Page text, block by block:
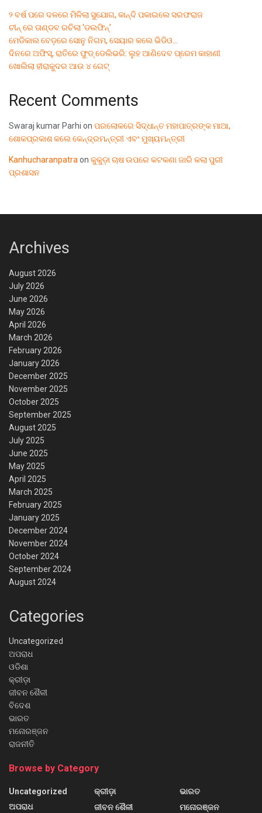
୨ ବର୍ଷ ପରେ ଦଳରେ ମିଳିଲା ସୁଯୋଗ, କାନ୍ଦି ପକାଇଲେ ସରଫରାଜ
ଚୀନ୍ ରେ ତାଣ୍ଡବ ରଚିଲା ‘ଡଲଫିନ୍’
ମେଡିକାଲ ବେଡ଼ରେ ସୋନୁ ନିଗମ, ସେୟାର କଲେ ଭିଡିଓ…
ଦିନରେ ଅଫିସ୍, ରାତିରେ ଫୁଡ୍ ଡେଲିଭରି: ଲୁହ ଆଣିଦେବ ପ୍ରେମ କାହାଣୀ
ଖୋଲିଲା ହୀରାକୁଦର ଆଉ ୪ ଗେଟ୍
Recent Comments
Swaraj kumar Parhi on ପରଲୋକରେ ସିଦ୍ଧାନ୍ତ ମହାପାତ୍ରଙ୍କ ମାଆ,
ଶୋକପ୍ରକାଶ କଲେ କେନ୍ଦ୍ରମନ୍ତ୍ରୀ ଏବଂ ମୁଖ୍ୟମନ୍ତ୍ରୀ
Kanhucharanpatra on କୁକୁଡ଼ା ଚାଷ ଉପରେ କଟକଣା ଜାରି କଲା ପୁରୀ
ପ୍ରଶାସନ
Archives
August 2026
July 2026
June 2026
May 2026
April 2026
March 2026
February 2026
January 2026
December 2025
November 2025
October 2025
September 2025
August 2025
July 2025
June 2025
May 2025
April 2025
March 2025
February 2025
January 2025
December 2024
November 2024
October 2024
September 2024
August 2024
Categories
Uncategorized
ଅପରାଧ
ଓଡିଶା
କ୍ରୀଡ଼ା
ଜୀବନ ଶୈଳୀ
ବିଦେଶ
ଭାରତ
ମନୋରଞ୍ଜନ
ରାଜନୀତି
Browse by Category
Uncategorized
ଅପରାଧ
କ୍ରୀଡ଼ା
ଜୀବନ ଶୈଳୀ
ଭାରତ
ମନୋରଞ୍ଜନ